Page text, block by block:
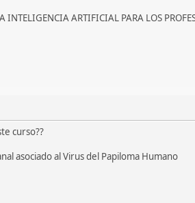
INTELIGENCIA ARTIFICIAL PARA LOS
curso??
asociado al Virus del Papiloma Humano